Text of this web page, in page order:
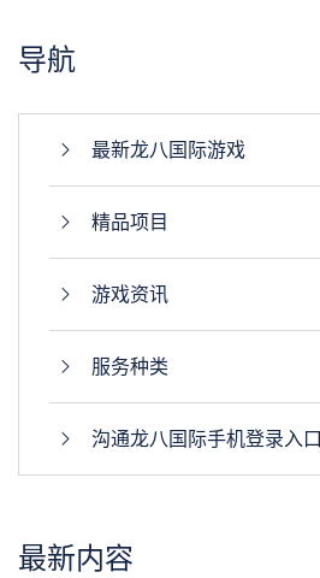
导航
最新龙八国际游戏
精品项目
游戏资讯
服务种类
沟通龙八国际手机登录入口
最新内容